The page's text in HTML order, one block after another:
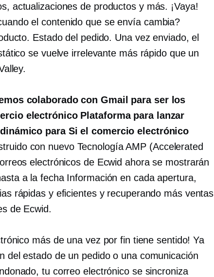
actualizaciones de productos y más. ¡Vaya!
el contenido que se envía cambia?
Estado del pedido. Una vez enviado, el
se vuelve irrelevante más rápido que un
colaborado con Gmail para ser los
electrónicoPlataforma para lanzar
para Si el comercio electrónico
con nuevoTecnología AMP (Accelerated
electrónicos de Ecwid ahora se mostrarán
a la fechaInformación en cada apertura,
rápidas y eficientes y recuperando más ventas
de Ecwid.
más de una vez por fin tiene sentido! Ya
del estado de un pedido o una comunicación
tu correo electrónico se sincroniza